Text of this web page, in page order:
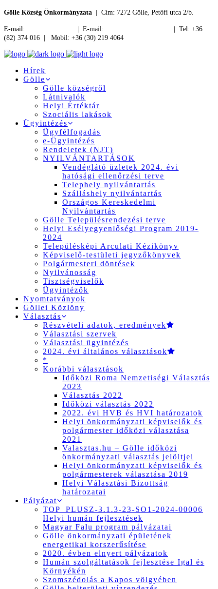
Gölle Község Önkormányzata | Cím: 7272 Gölle, Petőfi utca 2/b.
E-mail: | E-mail:
| Tel: +36
(82) 374 016 | Mobil: +36 (30) 219 4064
Hírek
Gölle
Gölle községről
Látnivalók
Helyi Értéktár
Szociális lakások
Ügyintézés
Ügyfélfogadás
e-Ügyintézés
Rendeletek (NJT)
NYILVÁNTARTÁSOK
Vendéglátó üzletek 2024. évi
hatósági ellenőrzési terve
Telephely nyilvántartás
Szálláshely nyilvántartás
Országos Kereskedelmi
Nyilvántartás
Gölle Településrendezési terve
Helyi Esélyegyenlőségi Program 2019-
2024
Településképi Arculati Kézikönyv
Képviselő-testületi jegyzőkönyvek
Polgármesteri döntések
Nyilvánosság
Tisztségviselők
Ügyintézők
Nyomtatványok
Göllei Közlöny
Választás
Részvételi adatok, eredmények
Választási szervek
Választási ügyintézés
2024. évi általános választások
*
Korábbi választások
Időközi Roma Nemzetiségi Választás
2023
Választás 2022
Időközi választás 2022
2022. évi HVB és HVI határozatok
Helyi önkormányzati képviselők és
polgármester időközi választása
2021
Valasztas.hu – Gölle időközi
önkormányzati választás jelöltjei
Helyi önkormányzati képviselők és
polgármesterek választása 2019
Helyi Választási Bizottság
határozatai
Pályázat
TOP_PLUSZ-3.1.3-23-SO1-2024-00006
Helyi humán fejlesztések
Magyar Falu program pályázatai
Gölle önkormányzati épületének
energetikai korszerűsítése
2020. évben elnyert pályázatok
Humán szolgáltatások fejlesztése Igal és
Környékén
Szomszédolás a Kapos völgyében